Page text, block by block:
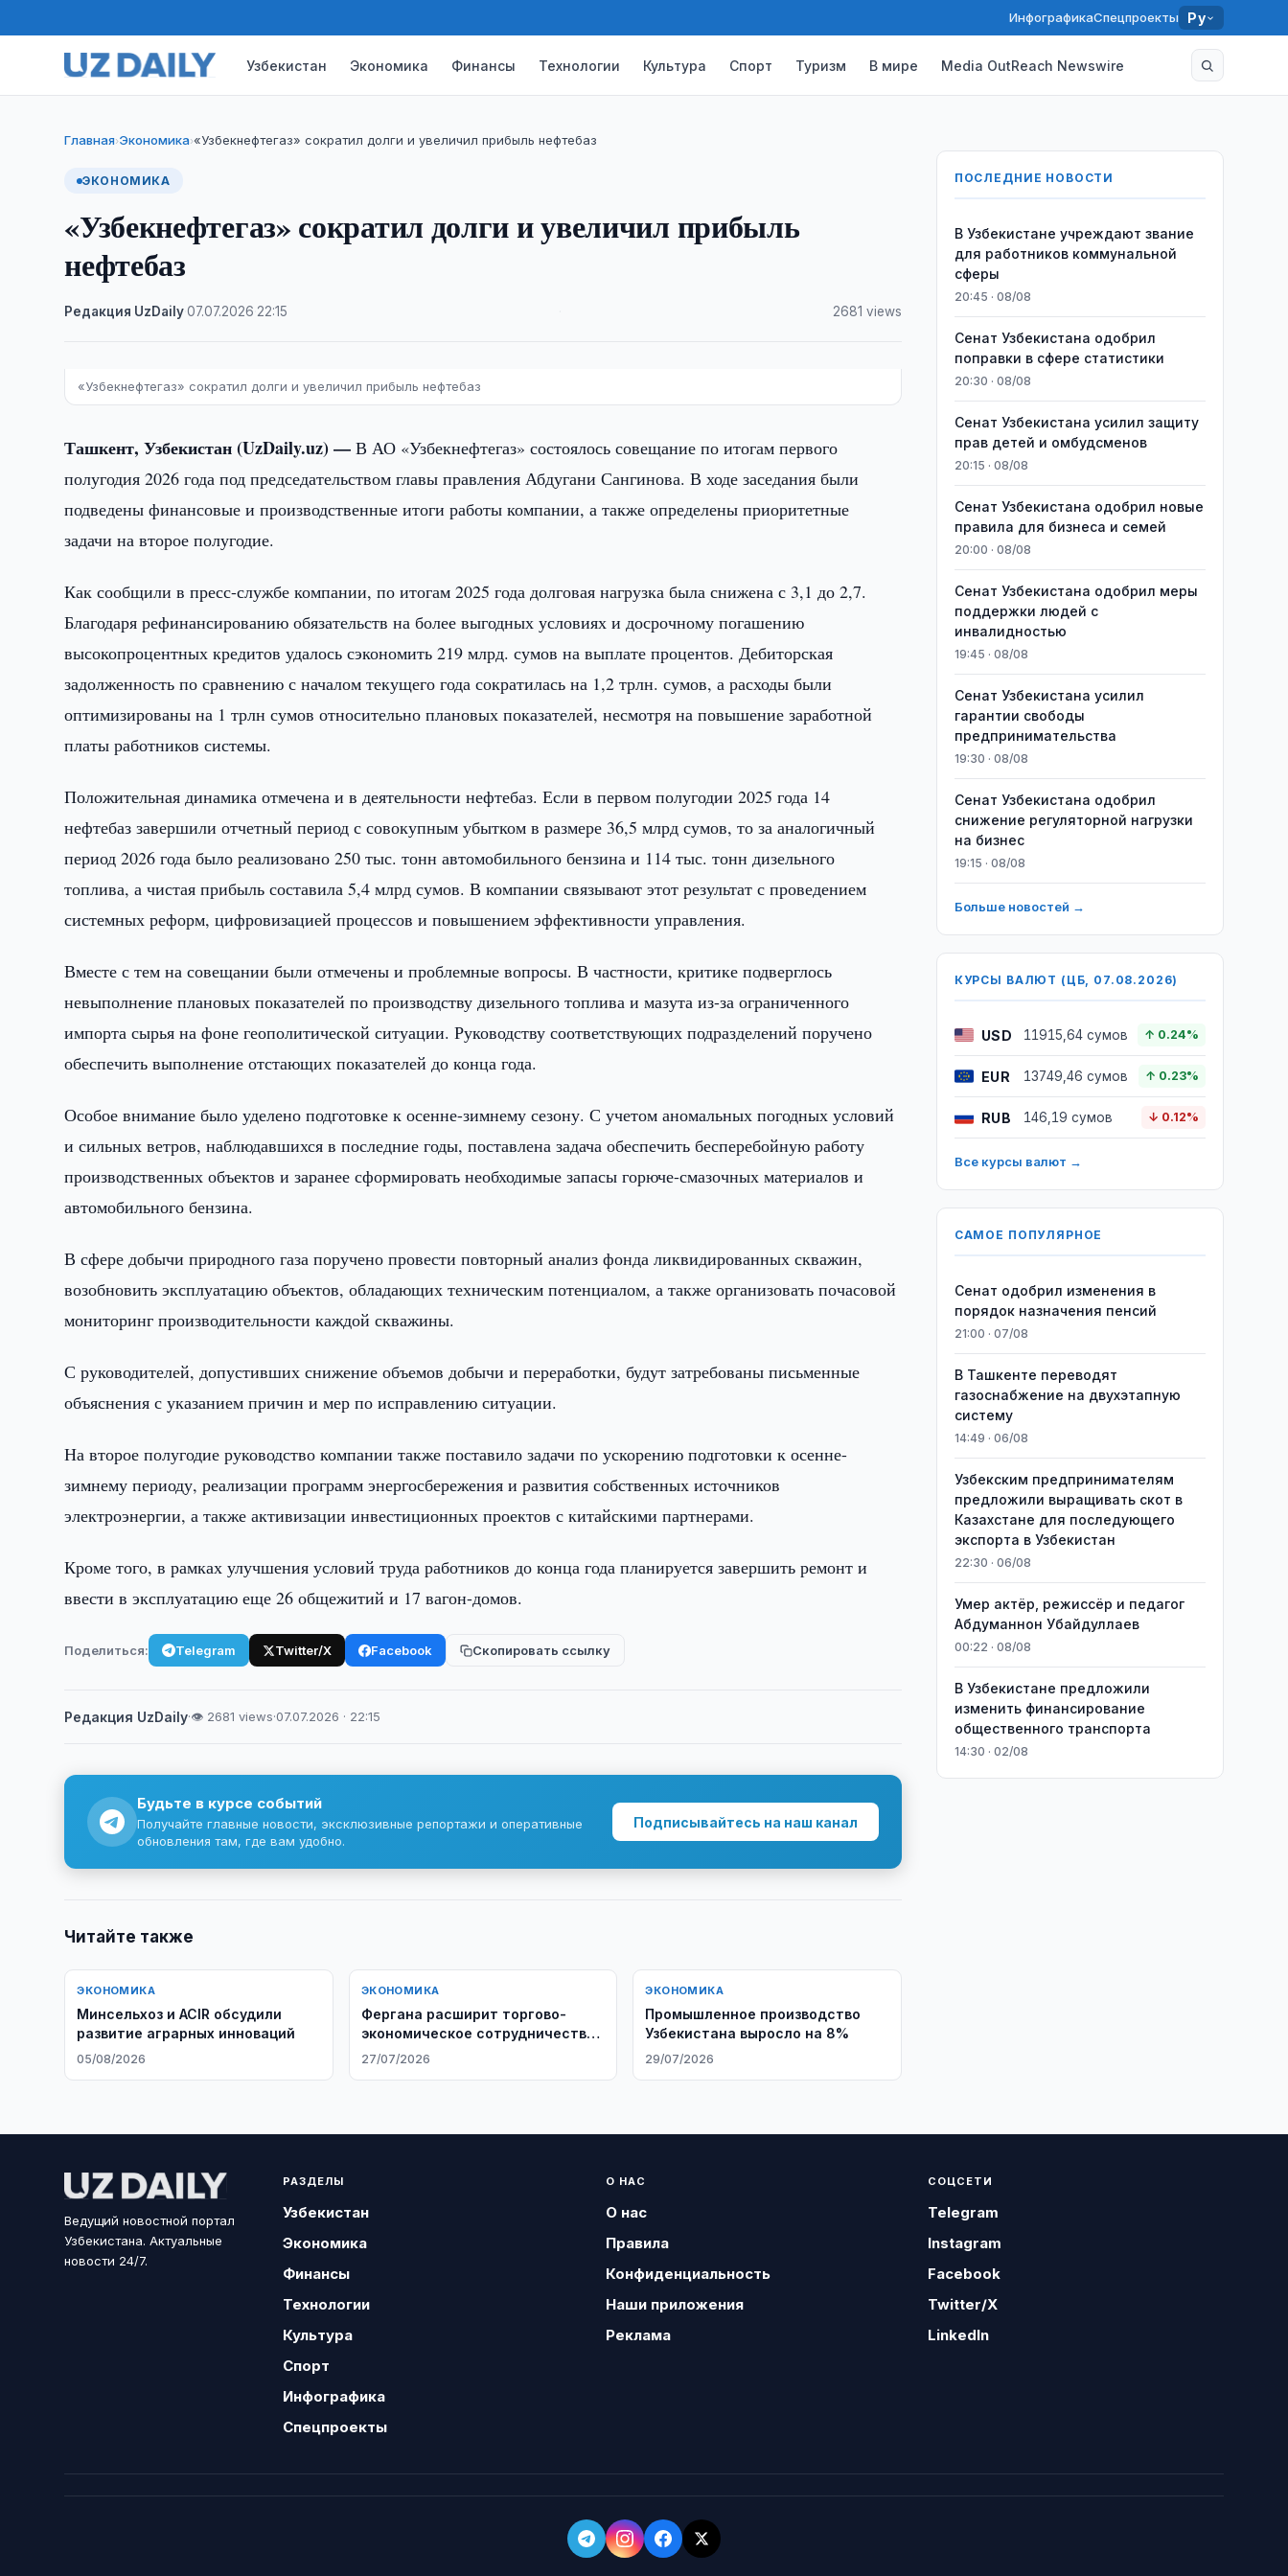
ИнфографикаСпецпроекты Ру
Узбекистан Экономика Финансы Технологии Культура Спорт Туризм В мире Media OutReach Newswire
Главная›Экономика›«Узбекнефтегаз» сократил долги и увеличил прибыль нефтебаз
ЭКОНОМИКА
«Узбекнефтегаз» сократил долги и увеличил прибыль
нефтебаз
Редакция UzDaily·07.07.2026 22:15 2681 views
«Узбекнефтегаз» сократил долги и увеличил прибыль нефтебаз
Ташкент, Узбекистан (UzDaily.uz) —В АО «Узбекнефтегаз» состоялось совещание по итогам первого
полугодия 2026 года под председательством главы правления Абдугани Сангинова. В ходе заседания были
подведены финансовые и производственные итоги работы компании, а также определены приоритетные
задачи на второе полугодие.
Как сообщили в пресс-службе компании, по итогам 2025 года долговая нагрузка была снижена с 3,1 до 2,7.
Благодаря рефинансированию обязательств на более выгодных условиях и досрочному погашению
высокопроцентных кредитов удалось сэкономить 219 млрд. сумов на выплате процентов. Дебиторская
задолженность по сравнению с началом текущего года сократилась на 1,2 трлн. сумов, а расходы были
оптимизированы на 1 трлн сумов относительно плановых показателей, несмотря на повышение заработной
платы работников системы.
Положительная динамика отмечена и в деятельности нефтебаз. Если в первом полугодии 2025 года 14
нефтебаз завершили отчетный период с совокупным убытком в размере 36,5 млрд сумов, то за аналогичный
период 2026 года было реализовано 250 тыс. тонн автомобильного бензина и 114 тыс. тонн дизельного
топлива, а чистая прибыль составила 5,4 млрд сумов. В компании связывают этот результат с проведением
системных реформ, цифровизацией процессов и повышением эффективности управления.
Вместе с тем на совещании были отмечены и проблемные вопросы. В частности, критике подверглось
невыполнение плановых показателей по производству дизельного топлива и мазута из-за ограниченного
импорта сырья на фоне геополитической ситуации. Руководству соответствующих подразделений поручено
обеспечить выполнение отстающих показателей до конца года.
Особое внимание было уделено подготовке к осенне-зимнему сезону. С учетом аномальных погодных условий
и сильных ветров, наблюдавшихся в последние годы, поставлена задача обеспечить бесперебойную работу
производственных объектов и заранее сформировать необходимые запасы горюче-смазочных материалов и
автомобильного бензина.
В сфере добычи природного газа поручено провести повторный анализ фонда ликвидированных скважин,
возобновить эксплуатацию объектов, обладающих техническим потенциалом, а также организовать почасовой
мониторинг производительности каждой скважины.
С руководителей, допустивших снижение объемов добычи и переработки, будут затребованы письменные
объяснения с указанием причин и мер по исправлению ситуации.
На второе полугодие руководство компании также поставило задачи по ускорению подготовки к осенне-
зимнему периоду, реализации программ энергосбережения и развития собственных источников
электроэнергии, а также активизации инвестиционных проектов с китайскими партнерами.
Кроме того, в рамках улучшения условий труда работников до конца года планируется завершить ремонт и
ввести в эксплуатацию еще 26 общежитий и 17 вагон-домов.
Поделиться: Telegram Twitter/X Facebook Скопировать ссылку
Редакция UzDaily·👁 2681 views·07.07.2026 · 22:15
Будьте в курсе событий
Получайте главные новости, эксклюзивные репортажи и оперативные
обновления там, где вам удобно.
Подписывайтесь на наш канал
Читайте также
ЭКОНОМИКА
Минсельхоз и ACIR обсудили
развитие аграрных инноваций
05/08/2026
ЭКОНОМИКА
Фергана расширит торгово-
экономическое сотрудничество
с Афганистаном
27/07/2026
ЭКОНОМИКА
Промышленное производство
Узбекистана выросло на 8%
29/07/2026
ПОСЛЕДНИЕ НОВОСТИ
В Узбекистане учреждают звание
для работников коммунальной
сферы
20:45 · 08/08
Сенат Узбекистана одобрил
поправки в сфере статистики
20:30 · 08/08
Сенат Узбекистана усилил защиту
прав детей и омбудсменов
20:15 · 08/08
Сенат Узбекистана одобрил новые
правила для бизнеса и семей
20:00 · 08/08
Сенат Узбекистана одобрил меры
поддержки людей с
инвалидностью
19:45 · 08/08
Сенат Узбекистана усилил
гарантии свободы
предпринимательства
19:30 · 08/08
Сенат Узбекистана одобрил
снижение регуляторной нагрузки
на бизнес
19:15 · 08/08
Больше новостей →
КУРСЫ ВАЛЮТ (ЦБ, 07.08.2026)
USD 11915,64 сумов ↑ 0.24%
EUR 13749,46 сумов ↑ 0.23%
RUB 146,19 сумов ↓ 0.12%
Все курсы валют →
САМОЕ ПОПУЛЯРНОЕ
Сенат одобрил изменения в
порядок назначения пенсий
21:00 · 07/08
В Ташкенте переводят
газоснабжение на двухэтапную
систему
14:49 · 06/08
Узбекским предпринимателям
предложили выращивать скот в
Казахстане для последующего
экспорта в Узбекистан
22:30 · 06/08
Умер актёр, режиссёр и педагог
Абдуманнон Убайдуллаев
00:22 · 08/08
В Узбекистане предложили
изменить финансирование
общественного транспорта
14:30 · 02/08
Ведущий новостной портал
Узбекистана. Актуальные
новости 24/7.
РАЗДЕЛЫ
Узбекистан
Экономика
Финансы
Технологии
Культура
Спорт
Инфографика
Спецпроекты
О НАС
О нас
Правила
Конфиденциальность
Наши приложения
Реклама
СОЦСЕТИ
Telegram
Instagram
Facebook
Twitter/X
LinkedIn